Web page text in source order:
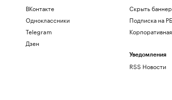
ВКонтакте
Одноклассники
Telegram
Дзен
Скрыть
Подписка на
Уведомления
RSS Новости